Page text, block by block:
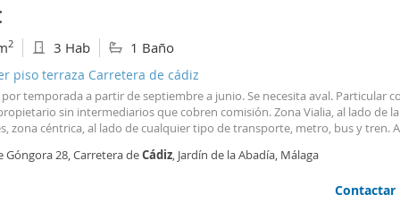
2 3 Hab 1 Baño
piso terraza Carretera de cádiz
temporada a partir de septiembre a junio. Se necesita aval. Particular
sin intermediarios que cobren comisión. Zona Vialia, al lado de
zona céntrica, al lado de cualquier tipo de transporte, metro, bus y tren.
equipado muebles electrodoméstico cocina, etc. Muy buen estado todos y
Góngora 28, Carretera deCádiz, Jardín de la Abadía, Málaga
Contactar